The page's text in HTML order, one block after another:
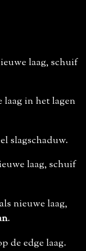
laag, schuif
laag in het lagen
slagschaduw.
laag, schuif
nieuwe laag,
.
de edge laag.